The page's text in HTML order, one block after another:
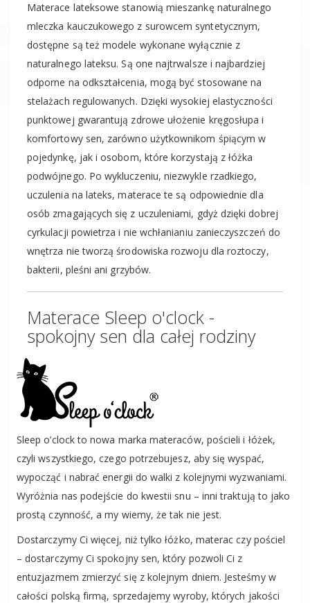
Materace lateksowe stanowią mieszankę naturalnego
mleczka kauczukowego z surowcem syntetycznym,
dostępne są też modele wykonane wyłącznie z
naturalnego lateksu. Są one najtrwalsze i najbardziej
odporne na odkształcenia, mogą być stosowane na
stelażach regulowanych. Dzięki wysokiej elastyczności
punktowej gwarantują zdrowe ułożenie kręgosłupa i
komfortowy sen, zarówno użytkownikom śpiącym w
pojedynkę, jak i osobom, które korzystają z łóżka
podwójnego. Po wykluczeniu, niezwykle rzadkiego,
uczulenia na lateks, materace te są odpowiednie dla
osób zmagających się z uczuleniami, gdyż dzięki dobrej
cyrkulacji powietrza i nie wchłanianiu zanieczyszczeń do
wnętrza nie tworzą środowiska rozwoju dla roztoczy,
bakterii, pleśni ani grzybów.
Materace Sleep o'clock -
spokojny sen dla całej rodziny
Sleep o’clock to nowa marka materaców, pościeli i łóżek,
czyli wszystkiego, czego potrzebujesz, aby się wyspać,
wypocząć i nabrać energii do walki z kolejnymi wyzwaniami.
Wyróżnia nas podejście do kwestii snu – inni traktują to jako
prostą czynność, a my wiemy, że tak nie jest.
Dostarczymy Ci więcej, niż tylko łóżko, materac czy pościel
– dostarczymy Ci spokojny sen, który pozwoli Ci z
entuzjazmem zmierzyć się z kolejnym dniem. Jesteśmy w
całości polską firmą, sprzedajemy wyroby, których jakości